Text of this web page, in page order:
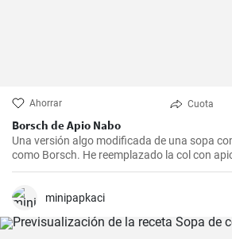
Ahorrar Cuota
Borsch de Apio Nabo
Una versión algo modificada de una sopa
como Borsch. He reemplazado la col con
decir que sabía genial.
minipapkaci